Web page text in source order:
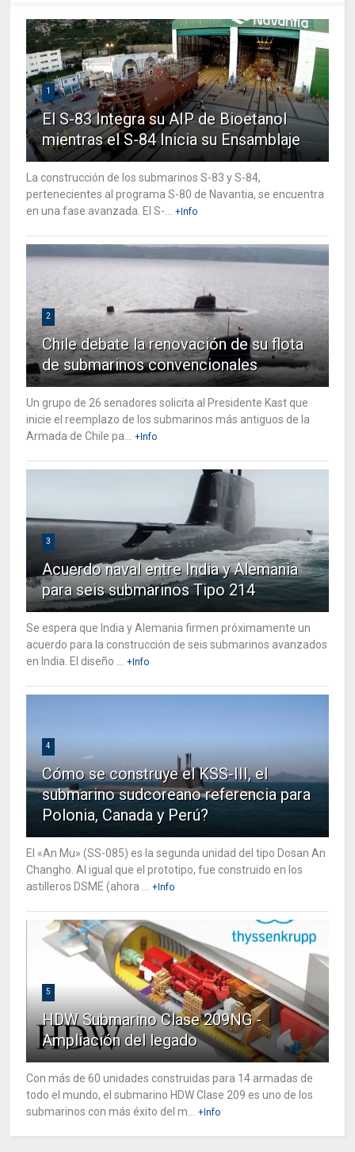
1
El S-83 Integra su AIP de Bioetanol
mientras el S-84 Inicia su Ensamblaje
La construcción de los submarinos S-83 y S-84,
pertenecientes al programa S-80 de Navantia, se encuentra
en una fase avanzada. El S-...
+Info
2
Chile debate la renovación de su flota
de submarinos convencionales
Un grupo de 26 senadores solicita al Presidente Kast que
inicie el reemplazo de los submarinos más antiguos de la
Armada de Chile pa...
+Info
3
Acuerdo naval entre India y Alemania
para seis submarinos Tipo 214
Se espera que India y Alemania firmen próximamente un
acuerdo para la construcción de seis submarinos avanzados
en India. El diseño ...
+Info
4
Cómo se construye el KSS-III, el
submarino sudcoreano referencia para
Polonia, Canada y Perú?
El «An Mu» (SS-085) es la segunda unidad del tipo Dosan An
Changho. Al igual que el prototipo, fue construido en los
astilleros DSME (ahora ...
+Info
5
HDW Submarino Clase 209NG -
Ampliación del legado
Con más de 60 unidades construidas para 14 armadas de
todo el mundo, el submarino HDW Clase 209 es uno de los
submarinos con más éxito del m...
+Info